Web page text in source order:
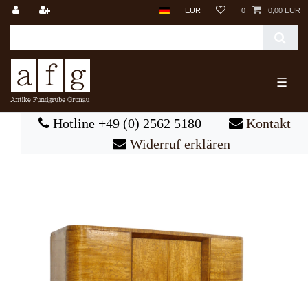
EUR 0 0,00 EUR
☰
Hotline +49 (0) 2562 5180
Kontakt
Widerruf erklären